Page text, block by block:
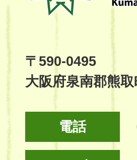
Kumatori
Site
〒590-0495
大阪府泉南郡熊
電話